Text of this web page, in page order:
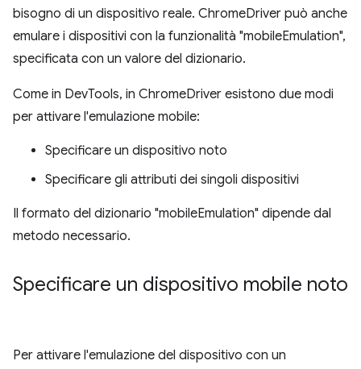
bisogno di un dispositivo reale. ChromeDriver può anche
emulare i dispositivi con la funzionalità "mobileEmulation",
specificata con un valore del dizionario.
Come in DevTools, in ChromeDriver esistono due modi
per attivare l'emulazione mobile:
Specificare un dispositivo noto
Specificare gli attributi dei singoli dispositivi
Il formato del dizionario "mobileEmulation" dipende dal
metodo necessario.
Specificare un dispositivo mobile noto
Per attivare l'emulazione del dispositivo con un